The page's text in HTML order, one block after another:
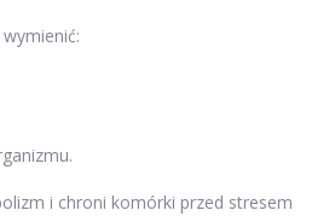
i chroni komórki przed stresem